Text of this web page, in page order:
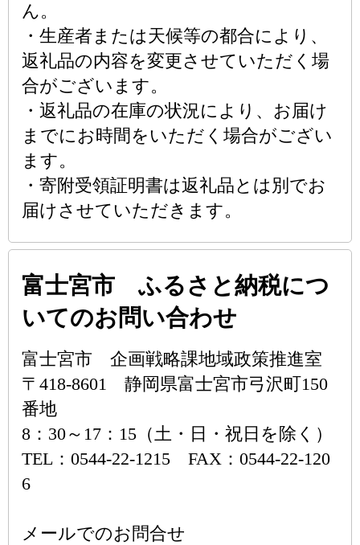
ん。
・生産者または天候等の都合により、
返礼品の内容を変更させていただく場
合がございます。
・返礼品の在庫の状況により、お届け
までにお時間をいただく場合がござい
ます。
・寄附受領証明書は返礼品とは別でお
届けさせていただきます。
富士宮市 ふるさと納税につ
いてのお問い合わせ
富士宮市 企画戦略課地域政策推進室
〒418-8601 静岡県富士宮市弓沢町150
番地
8：30～17：15（土・日・祝日を除く）
TEL：0544-22-1215 FAX：0544-22-120
6
メールでのお問合せ